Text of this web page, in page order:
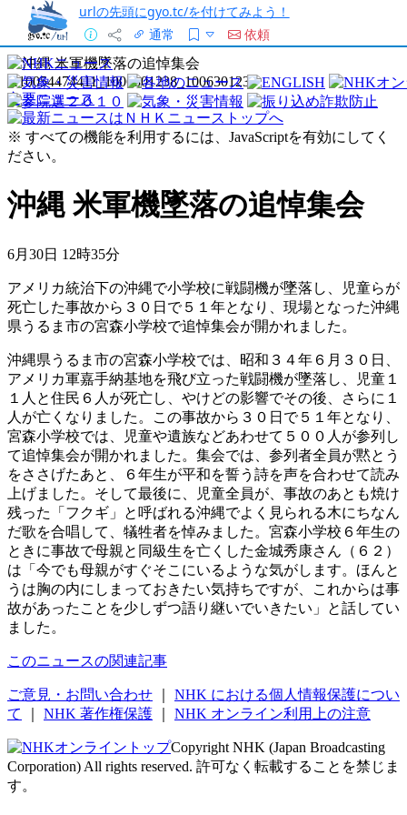
urlの先頭にgyo.tc/を付けてみよう！
通常
依頼